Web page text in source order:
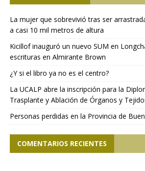
La mujer que sobrevivió tras ser
a casi 10 mil metros de altura
Kicillof inauguró un nuevo SUM en
escrituras en Almirante Brown
¿Y si el libro ya no es el centro?
La UCALP abre la inscripción para la
Trasplante y Ablación de Órganos y
Personas perdidas en la Provincia de
COMENTARIOS RECIENTES